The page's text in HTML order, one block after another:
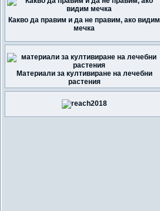
Какво да правим и да не правим, ако видим
мечка
Материали за култивиране на лечебни
растения